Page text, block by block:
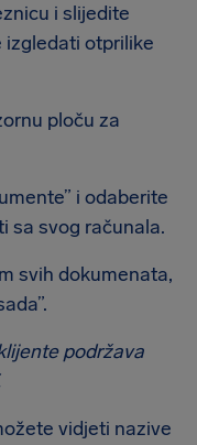
i slijedite
izgledati otprilike
ploču za
i odaberite
sa svog računala.
svih dokumenata,
podržava
vidjeti nazive